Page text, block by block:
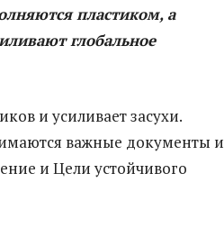
пластиком, а
глобальное
и усиливает засухи.
важные документы и
и Цели устойчивого